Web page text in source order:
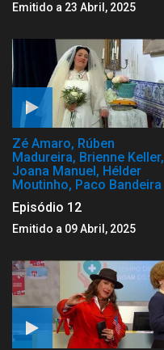
Emitido a 23 Abril, 2025
Zé Amaro, Rúben
Madureira, Brienne Keller,
Joana Manuel, Hélder
Moutinho, Paco Bandeira
Episódio 12
Emitido a 09 Abril, 2025